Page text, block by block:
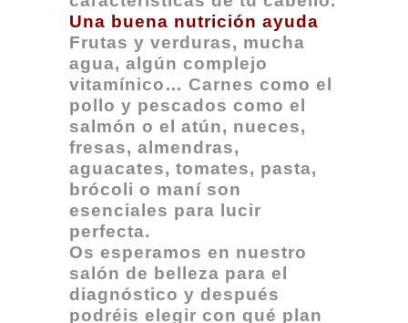
Una buena nutrición ayuda
Frutas y verduras, mucha
agua, algún complejo
vitamínico… Carnes como el
pollo y pescados como el
salmón o el atún, nueces,
fresas, almendras,
aguacates, tomates, pasta,
brócoli o maní son
esenciales para lucir
perfecta.
Os esperamos en nuestro
salón de belleza para el
diagnóstico y después
podréis elegir con qué plan